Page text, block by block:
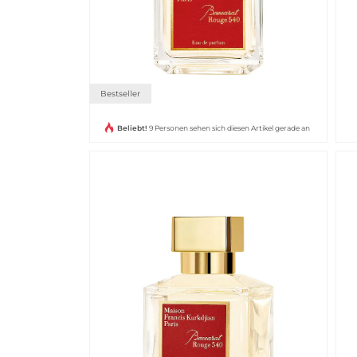
Bestseller
Beliebt! 9 Personen sehen sich diesen Artikel gerade an